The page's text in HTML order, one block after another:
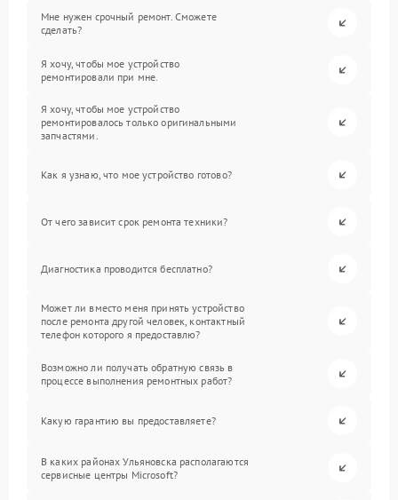
Мне нужен срочный ремонт. Сможете
сделать?
Я хочу, чтобы мое устройство
ремонтировали при мне.
Я хочу, чтобы мое устройство
ремонтировалось только оригинальными
запчастями.
Как я узнаю, что мое устройство готово?
От чего зависит срок ремонта техники?
Диагностика проводится бесплатно?
Может ли вместо меня принять устройство
после ремонта другой человек, контактный
телефон которого я предоставлю?
Возможно ли получать обратную связь в
процессе выполнения ремонтных работ?
Какую гарантию вы предоставляете?
В каких районах Ульяновска располагаются
сервисные центры Microsoft?